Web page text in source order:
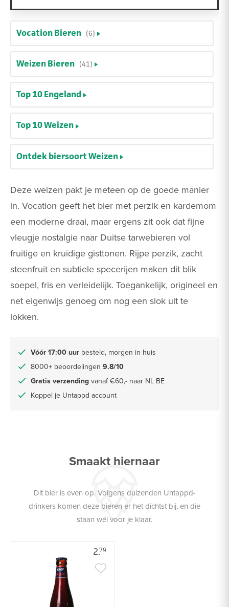
Deze weizen pakt je meteen op de goede manier
in. Vocation geeft het bier met perzik en kardemom
een moderne draai, maar ergens zit ook dat fijne
vleugje nostalgie naar Duitse tarwebieren vol
fruitige en kruidige gisttonen. Rijpe perzik, zacht
steenfruit en subtiele specerijen maken dit blik
soepel, fris en verleidelijk. Toegankelijk, origineel en
net eigenwijs genoeg om nog een slok uit te
lokken.
Vóór 17:00 uur besteld, morgen in huis
8000+ beoordelingen 9.8/10
Gratis verzending vanaf €60,- naar NL BE
Koppel je Untappd account
Vocation Bieren (6)
Weizen Bieren (41)
Top 10 Engeland
Top 10 Weizen
Ontdek biersoort Weizen
Smaakt hiernaar
Dit bier is even op. Volgens duizenden Untappd-
drinkers komen deze bieren er het dichtst bij, en die
staan wél voor je klaar.
2.79